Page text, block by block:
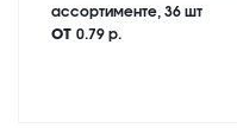
ассортименте, 36 шт
от 0.79 р.